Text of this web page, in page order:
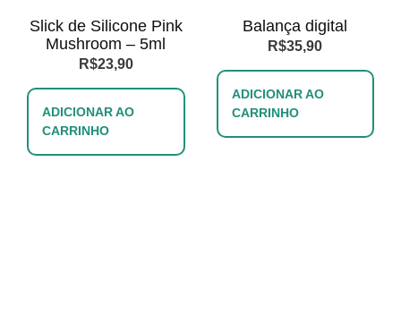
Slick de Silicone Pink
Mushroom – 5ml
R$23,90
ADICIONAR AO
CARRINHO
Balança digital
R$35,90
ADICIONAR AO
CARRINHO